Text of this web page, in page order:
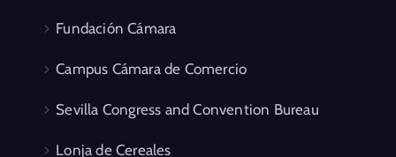
Fundación Cámara
Campus Cámara de Comercio
Sevilla Congress and Convention Bureau
Lonja de Cereales